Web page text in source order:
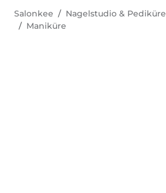
Salonkee Nagelstudio & Pediküre
Maniküre